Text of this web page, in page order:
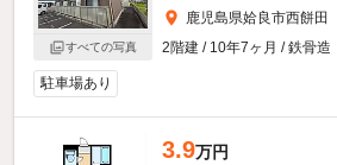
すべての写真
鹿児島県姶良市西餅田
2階建 / 10年7ヶ月 / 鉄骨造
駐車場あり
3.9万円